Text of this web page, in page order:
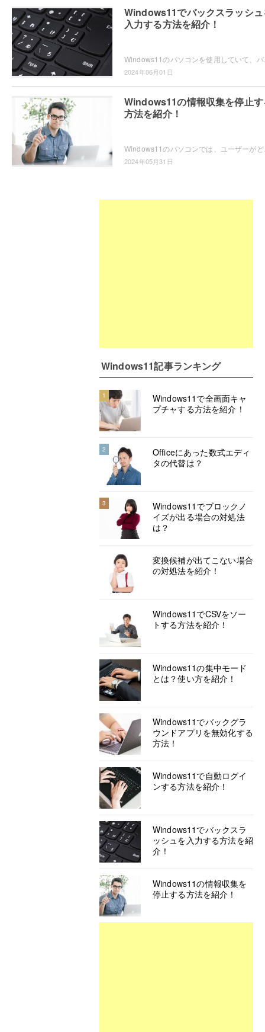
Windows11でバックスラッシ
入力する方法を紹介！
Windows11のパソコンを使用してい
2024年06月01日
Windows11の情報収集を停止
方法を紹介！
Windows11のパソコンでは、ユー
2024年05月31日
Windows11記事ランキング
1
Windows11で全画面キャ
プチャする方法を紹介！
2
Officeにあった数式エディ
タの代替は？
3
Windows11でブロックノ
イズが出る場合の対処法
は？
変換候補が出てこない場合
の対処法を紹介！
Windows11でCSVをソー
トする方法を紹介！
Windows11の集中モード
とは？使い方を紹介！
Windows11でバックグラ
ウンドアプリを無効化する
方法！
Windows11で自動ログイ
ンする方法を紹介！
Windows11でバックスラ
ッシュを入力する方法を紹
介！
Windows11の情報収集を
停止する方法を紹介！